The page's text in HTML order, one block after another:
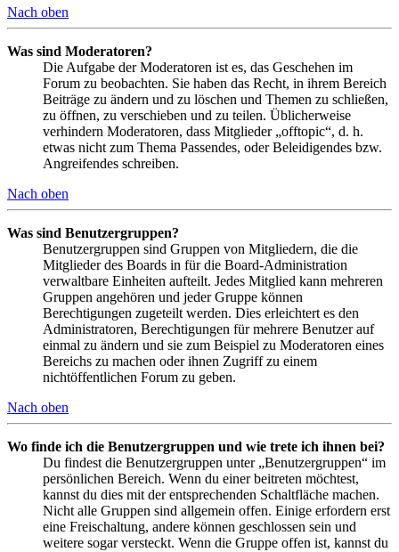
Nach oben
Was sind Moderatoren?
Die Aufgabe der Moderatoren ist es, das Geschehen im
Forum zu beobachten. Sie haben das Recht, in ihrem Bereich
Beiträge zu ändern und zu löschen und Themen zu schließen,
zu öffnen, zu verschieben und zu teilen. Üblicherweise
verhindern Moderatoren, dass Mitglieder „offtopic“, d. h.
etwas nicht zum Thema Passendes, oder Beleidigendes bzw.
Angreifendes schreiben.
Nach oben
Was sind Benutzergruppen?
Benutzergruppen sind Gruppen von Mitgliedern, die die
Mitglieder des Boards in für die Board-Administration
verwaltbare Einheiten aufteilt. Jedes Mitglied kann mehreren
Gruppen angehören und jeder Gruppe können
Berechtigungen zugeteilt werden. Dies erleichtert es den
Administratoren, Berechtigungen für mehrere Benutzer auf
einmal zu ändern und sie zum Beispiel zu Moderatoren eines
Bereichs zu machen oder ihnen Zugriff zu einem
nichtöffentlichen Forum zu geben.
Nach oben
Wo finde ich die Benutzergruppen und wie trete ich ihnen bei?
Du findest die Benutzergruppen unter „Benutzergruppen“ im
persönlichen Bereich. Wenn du einer beitreten möchtest,
kannst du dies mit der entsprechenden Schaltfläche machen.
Nicht alle Gruppen sind allgemein offen. Einige erfordern erst
eine Freischaltung, andere können geschlossen sein und
weitere sogar versteckt. Wenn die Gruppe offen ist, kannst du